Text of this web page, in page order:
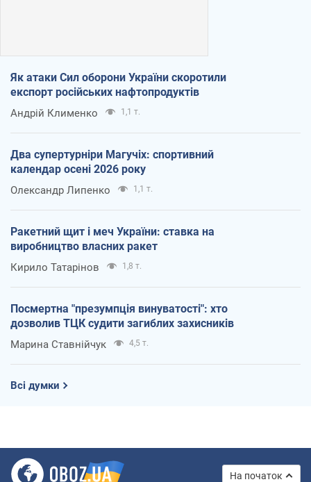
Як атаки Сил оборони України скоротили
експорт російських нафтопродуктів
Андрій Клименко 1,1 т.
Два супертурніри Магучіх: спортивний
календар осені 2026 року
Олександр Липенко 1,1 т.
Ракетний щит і меч України: ставка на
виробництво власних ракет
Кирило Татарінов 1,8 т.
Посмертна "презумпція винуватості": хто
дозволив ТЦК судити загиблих захисників
Марина Ставнійчук 4,5 т.
Всі думки
На початок